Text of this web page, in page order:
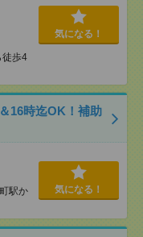
徒歩4
気になる！
16時迄OK！補助
駅か
気になる！